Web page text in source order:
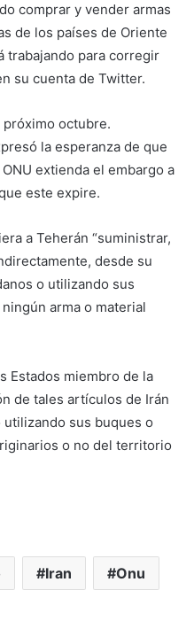
comprar y vender armas
de los países de Oriente
trabajando para corregir
su cuenta de Twitter.
próximo octubre.
la esperanza de que
extienda el embargo a
este expire.
a Teherán “suministrar,
desde su
o utilizando sus
arma o material
Estados miembro de la
de tales artículos de Irán
sus buques o
o no del territorio
Iran Onu